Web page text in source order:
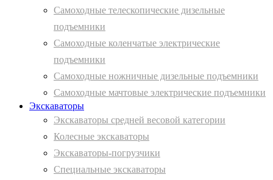
Самоходные телескопические дизельные
подъемники
Самоходные коленчатые электрические
подъемники
Самоходные ножничные дизельные подъемники
Самоходные мачтовые электрические подъемники
Экскаваторы
Экскаваторы средней весовой категории
Колесные экскаваторы
Экскаваторы-погрузчики
Специальные экскаваторы